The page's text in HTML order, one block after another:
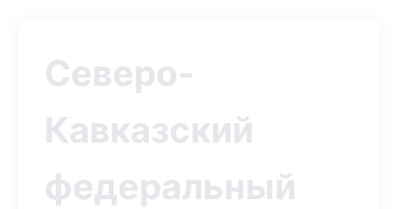
Северо-
Кавказский
федеральный